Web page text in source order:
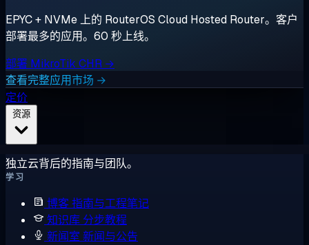
EPYC + NVMe 上的 RouterOS Cloud Hosted Router。客户
部署最多的应用。60 秒上线。
部署 MikroTik CHR →
查看完整应用市场 →
定价
独立云背后的指南与团队。
学习
博客指南与工程笔记
知识库 分步教程
新闻室 新闻与公告